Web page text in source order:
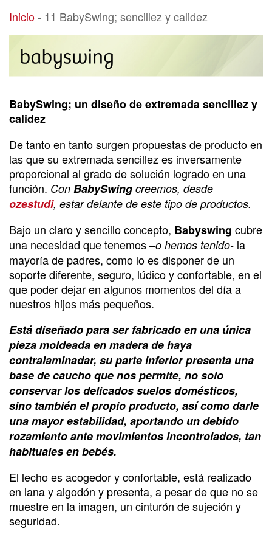
11 BabySwing; sencillez y calidez
Inicio- 11 BabySwing; sencillez y calidez
BabySwing; un diseño de extremada sencillez y
calidez
De tanto en tanto surgen propuestas de producto en
las que su extremada sencillez es inversamente
proporcional al grado de solución logrado en una
función. Con BabySwing creemos, desde
ozestudi, estar delante de este tipo de productos.
Bajo un claro y sencillo concepto, Babyswing cubre
una necesidad que tenemos –o hemos tenido- la
mayoría de padres, como lo es disponer de un
soporte diferente, seguro, lúdico y confortable, en el
que poder dejar en algunos momentos del día a
nuestros hijos más pequeños.
Está diseñado para ser fabricado en una única
pieza moldeada en madera de haya
contralaminadar, su parte inferior presenta una
base de caucho que nos permite, no solo
conservar los delicados suelos domésticos,
sino también el propio producto, así como darle
una mayor estabilidad, aportando un debido
rozamiento ante movimientos incontrolados, tan
habituales en bebés.
El lecho es acogedor y confortable, está realizado
en lana y algodón y presenta, a pesar de que no se
muestre en la imagen, un cinturón de sujeción y
seguridad.